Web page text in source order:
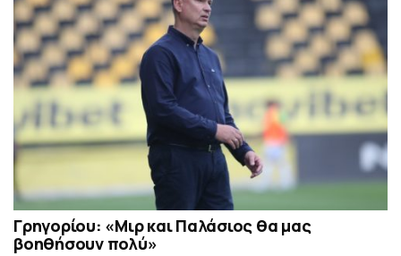
Γρηγορίου: «Μιρ και Παλάσιος θα μας
βοηθήσουν πολύ»